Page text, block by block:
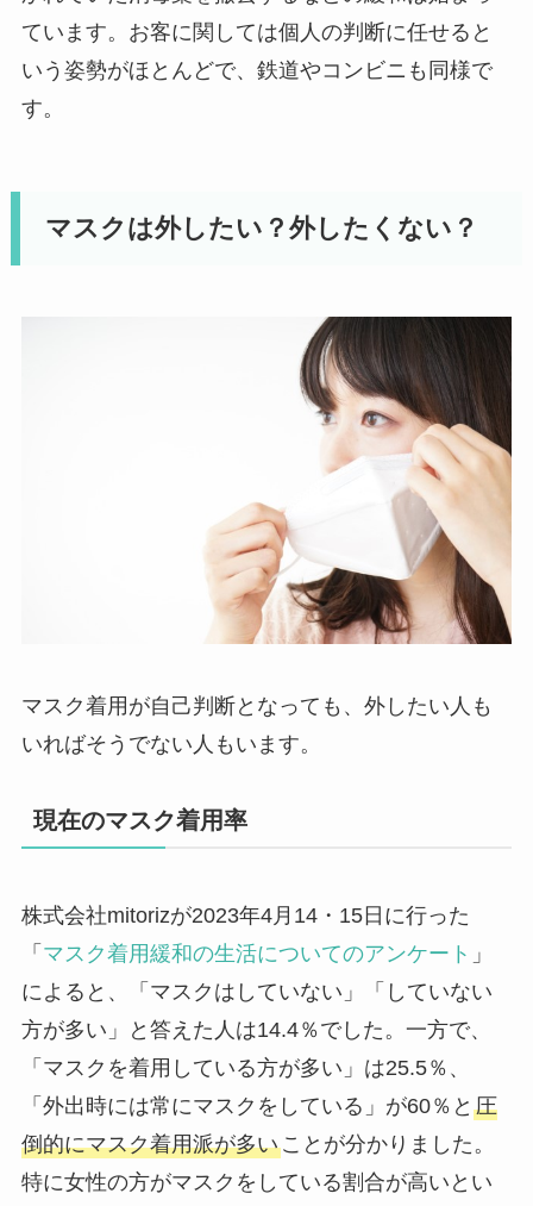
ています。お客に関しては個人の判断に任せると
いう姿勢がほとんどで、鉄道やコンビニも同様で
す。
マスクは外したい？外したくない？
マスク着用が自己判断となっても、外したい人も
いればそうでない人もいます。
現在のマスク着用率
株式会社mitorizが2023年4月14・15日に行った
「 マスク着用緩和の生活についてのアンケート 」
によると、「マスクはしていない」「していない
方が多い」と答えた人は14.4％でした。一方で、
「マスクを着用している方が多い」は25.5％、
「外出時には常にマスクをしている」が60％と 圧
倒的にマスク着用派が多いことが分かりました。
特に女性の方がマスクをしている割合が高いとい